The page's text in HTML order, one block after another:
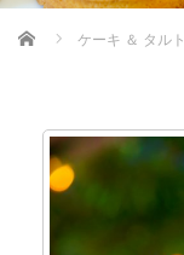
Home ケーキ ＆ タルト